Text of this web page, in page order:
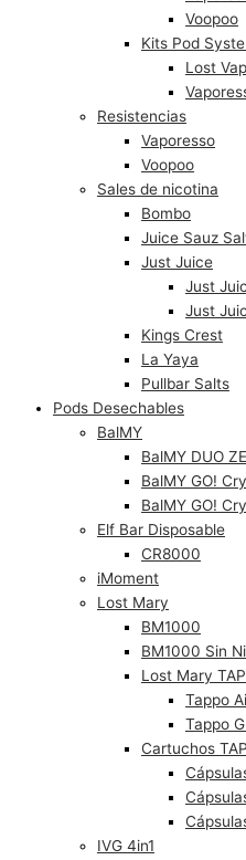
Voopoo
Kits Pod
Lost
Resistencias
Vaporesso
Voopoo
Sales de nicotina
Bombo
Juice Sauz
Just Juice
Just
Just
Kings Crest
La Yaya
Pullbar Salts
Pods Desechables
BalMY
BalMY DUO
BalMY GO!
BalMY GO!
Elf Bar Disposable
CR8000
iMoment
Lost Mary
BM1000
BM1000 Sin
Lost Mary
Tappo
Tappo
Cartuchos
IVG 4in1